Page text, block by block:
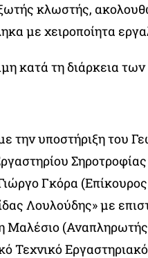
κλωστής,
με χειροποίητα
κατά τη διάρκεια
την υποστήριξη του
Γκόρα
Λουλούδης» με
Μαλέσιο
Τεχνικό